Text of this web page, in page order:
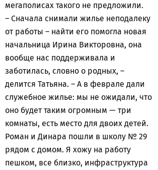
мегаполисах такого не предложили.
– Сначала снимали жилье неподалеку
от работы – найти его помогла новая
начальница Ирина Викторовна, она
вообще нас поддерживала и
заботилась, словно о родных, –
делится Татьяна. – А в феврале дали
служебное жилье: мы не ожидали, что
оно будет таким огромным — три
комнаты, есть место для двоих детей.
Роман и Динара пошли в школу № 29
рядом с домом. Я хожу на работу
пешком, все близко, инфраструктура